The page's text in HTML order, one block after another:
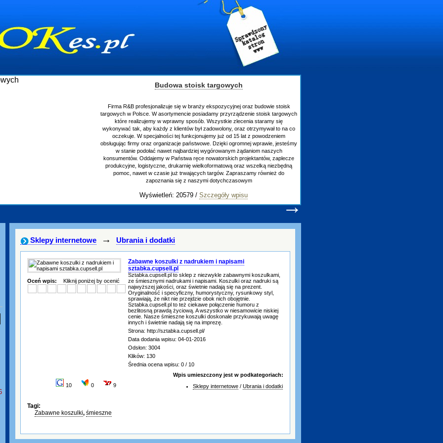
Budowa stoisk targowych
Firma R&B profesjonalizuje się w branży ekspozycyjnej oraz budowie stoisk
targowych w Polsce. W asortymencie posiadamy przyrządzenie stoisk targowych
które realizujemy w wprawny sposób. Wszystkie zlecenia staramy się
wykonywać tak, aby każdy z klientów był zadowolony, oraz otrzymywał to na co
oczekuje. W specjalności tej funkcjonujemy już od 15 lat z powodzeniem
obsługując firmy oraz organizacje państwowe. Dzięki ogromnej wprawie, jesteśmy
w stanie podołać nawet najbardziej wygórowanym żądaniom naszych
konsumentów. Oddajemy w Państwa ręce nowatorskich projektantów, zaplecze
produkcyjne, logistyczne, drukarnię wielkoformatową oraz wszelką niezbędną
pomoc, nawet w czasie już trwających targów. Zapraszamy również do
zapoznania się z naszymi dotychczasowym
Wyświetleń: 20579 / Szczegóły wpisu
→
Sklepy internetowe → Ubrania i dodatki
Oceń wpis: Kliknij poniżej by ocenić
Zabawne koszulki z nadrukiem i napisami
sztabka.cupsell.pl
Sztabka.cupsell.pl to sklep z niezwykle zabawnymi koszulkami,
ze śmiesznymi nadrukami i napisami. Koszulki oraz nadruki są
najwyższej jakości, oraz świetnie nadają się na prezent.
Oryginalność i specyficzny, humorystyczny, rysunkowy styl,
sprawiają, że nikt nie przejdzie obok nich obojętnie.
Sztabka.cupsell.pl to też ciekawe połączenie humoru z
bezlitosną prawdą życiową. A wszystko w niesamowicie niskiej
cenie. Nasze śmieszne koszulki doskonale przykuwają uwagę
innych i świetnie nadają się na imprezę.
Strona: http://sztabka.cupsell.pl/
Data dodania wpisu: 04-01-2016
Odsłon: 3004
Klików: 130
Średnia ocena wpisu: 0 / 10
10 0 9
Wpis umieszczony jest w podkategoriach:
Sklepy internetowe / Ubrania i dodatki
Tagi:
Zabawne koszulki, śmieszne